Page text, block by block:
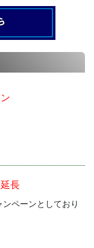
長
ペーンとしており